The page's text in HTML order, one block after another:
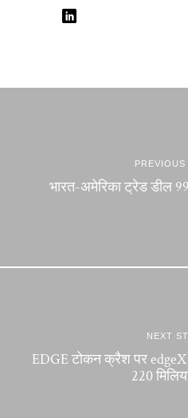
भारत-अमेरिका ट्रेड डील
NEXT
EDGE टोकन क्रैश पर
220